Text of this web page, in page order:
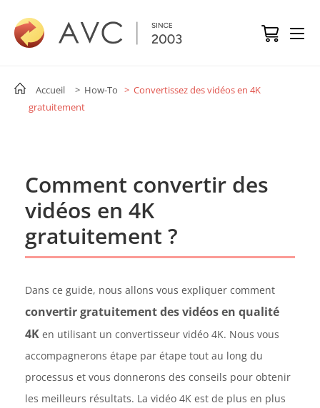
Accueil > How-To > Convertissez des vidéos en 4K
gratuitement
Comment convertir des
vidéos en 4K
gratuitement ?
Dans ce guide, nous allons vous expliquer comment
convertir gratuitement des vidéos en qualité
4K en utilisant un convertisseur vidéo 4K. Nous vous
accompagnerons étape par étape tout au long du
processus et vous donnerons des conseils pour obtenir
les meilleurs résultats. La vidéo 4K est de plus en plus